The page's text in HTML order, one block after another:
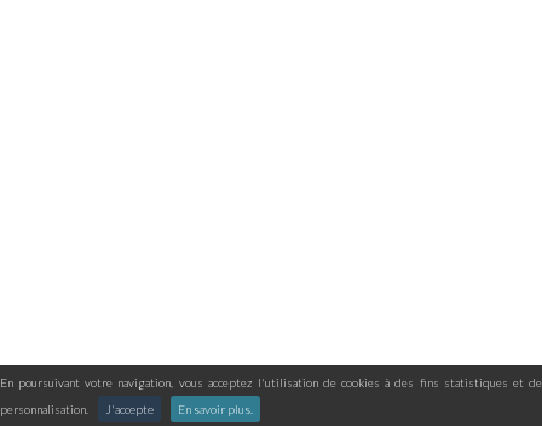
En poursuivant votre navigation, vous acceptez l'utilisation de cookies à des fins statistiques et de
personnalisation.
J'accepte En savoir plus.